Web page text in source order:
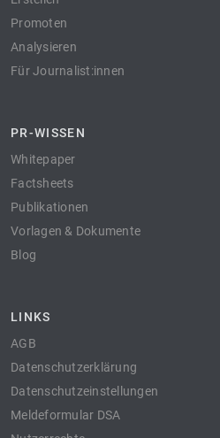
Promoten
Analysieren
Für Journalist:innen
PR-WISSEN
Whitepaper
Factsheets
Publikationen
Vorlagen & Dokumente
Blog
LINKS
AGB
Datenschutzerklärung
Datenschutzeinstellungen
Meldeformular DSA